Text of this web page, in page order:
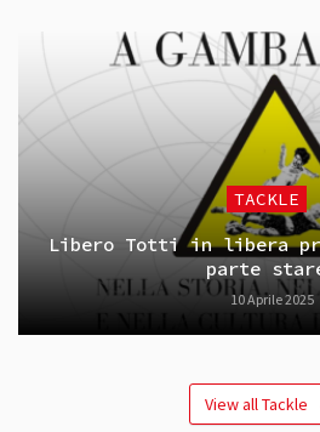
TACKLE
Libero Totti in libera
parte
10 Aprile 2025
View all Tackle